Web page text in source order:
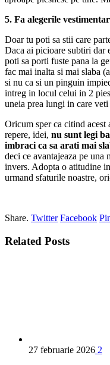
5. Fa alegerile
Doar tu poti sa stii care
Daca ai picioare subtiri dar
poti sa porti fuste pana la
fac mai inalta si mai slaba
si nu ca si un pinguin
intreg in locul celui in 2
uneia prea lungi in care
Oricum sper ca citind acest
repere, idei, nu sunt legi
imbraci ca sa arati mai
deci ce avantajeaza pe una
invers. Adopta o atitudine
urmand sfaturile noastre,
Share. Twitter Facebook
Related Posts
27 februarie 2026 2